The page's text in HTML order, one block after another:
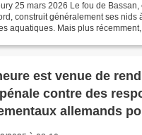
25 mars 2026 Le fou de
construit généralement ses nids
aquatiques. Mais plus
est venue de
contre des
allemands
perpétré par